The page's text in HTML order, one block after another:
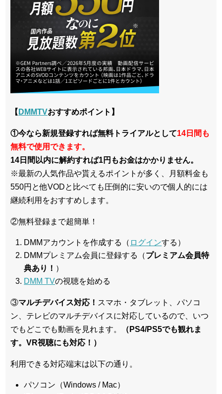
【 DMMTVおすすめポイント】
①今なら新規登録すれば無料トライアルとして14日間も
無料で使用できます。
14日間以内に解約すれば1円もお金はかかりません。
※最新の人気作品や貰えるポイントが多く、月額料金も
550円と他VODと比べても圧倒的に安いので個人的には
継続利用をおすすめします。
②無料登録まで超簡単！
DMMアカウントを作成する（ ログインする）
DMMプレミアム会員に登録する（プレミアム会員特
典あり！ ）
DMM TVの視聴を始める
③マルチデバイス対応！ スマホ・タブレット、パソコ
ン、テレビのマルチデバイスに対応しているので、いつ
でもどこでも動画を見れます。
（PS4/PS5でも観れま
す。VR視聴にも対応！）
利用できる対応端末は以下の通り。
パソコン（Windows / Mac）